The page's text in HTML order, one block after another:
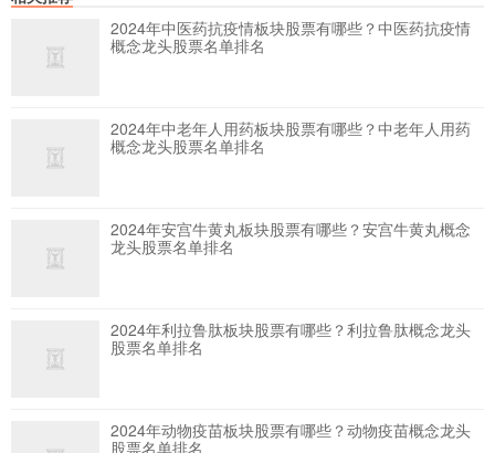
2024年中医药抗疫情板块股票有哪些？中医药抗疫情
概念龙头股票名单排名
2024年中老年人用药板块股票有哪些？中老年人用药
概念龙头股票名单排名
2024年安宫牛黄丸板块股票有哪些？安宫牛黄丸概念
龙头股票名单排名
2024年利拉鲁肽板块股票有哪些？利拉鲁肽概念龙头
股票名单排名
2024年动物疫苗板块股票有哪些？动物疫苗概念龙头
股票名单排名